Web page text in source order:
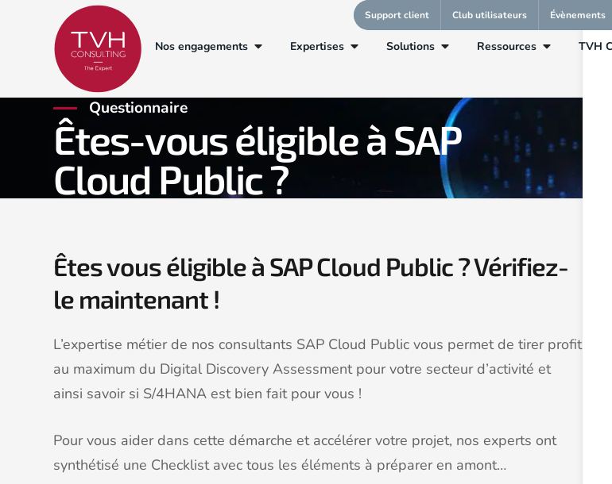
Support client Club utilisateurs Évènements
Nos engagements Expertises Solutions Ressources TVH
Questionnaire
Êtes-vous éligible à SAP
Cloud Public ?
Êtes vous éligible à SAP Cloud Public ? Vérifiez-
le maintenant !
L’expertise métier de nos consultants SAP Cloud Public vous permet de tirer profit
au maximum du Digital Discovery Assessment pour votre secteur d’activité et
ainsi savoir si S/4HANA est bien fait pour vous !
Pour vous aider dans cette démarche et accélérer votre projet, nos experts ont
synthétisé une Checklist avec tous les éléments à préparer en amont…